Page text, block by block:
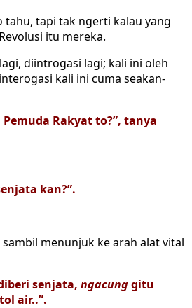
tahu, tapi tak ngerti kalau yang
itu mereka.
diintrogasi lagi; kali ini oleh
kali ini cuma seakan-
Rakyat to?”, tanya
kan?”.
menunjuk ke arah alat vital
senjata, ngacunggitu
air..”.